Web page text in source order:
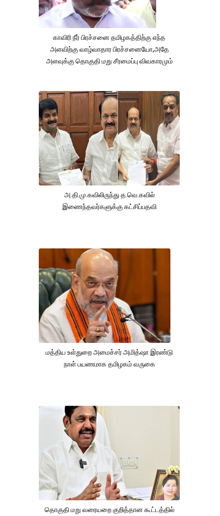
காவிரி நீர் பிரச்சனை தமிழகத்திற்கு எந்த
அளவிற்கு வாழ்வாதார பிரச்சனையோ,அதே
அளவுக்கு தொகுதி மறு சீரமைப்பு விவகாரமும்
அ.தி.மு.கவிலிருந்து த.வெ.கவில்
இணைந்தவர்களுக்கு கட்சிப்பதவி
மத்திய உள்துறை அமைச்சர் அமித்ஷா இரண்டு
நாள் பயணமாக தமிழகம் வருகை
தொகுதி மறு வரையறை குறித்தான கூட்டத்தில்